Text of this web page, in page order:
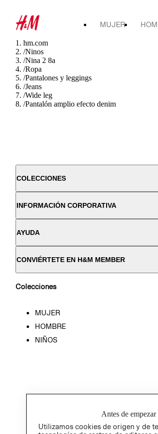
MUJER
hm.com
/Ninos
/Nina 2 8a
/Ropa
/Pantalones y leggings
/Jeans
/Wide leg
/Pantalón amplio efecto denim
COLECCIONES
INFORMACIÓN CORPORATIVA
AYUDA
CONVIÉRTETE EN H&M MEMBER
Colecciones
MUJER
HOMBRE
NIÑOS
Antes de
Utilizamos cookies de origen y de